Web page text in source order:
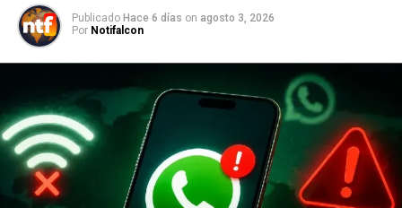
Publicado Hace 6 días on agosto 3, 2026
Por Notifalcon